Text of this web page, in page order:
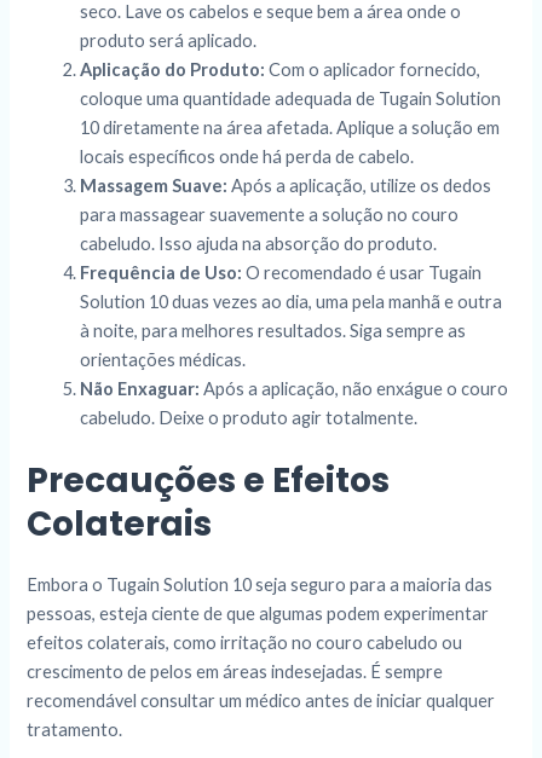
seco. Lave os cabelos e seque bem a área onde o
produto será aplicado.
Aplicação do Produto: Com o aplicador fornecido,
coloque uma quantidade adequada de Tugain Solution
10 diretamente na área afetada. Aplique a solução em
locais específicos onde há perda de cabelo.
Massagem Suave: Após a aplicação, utilize os dedos
para massagear suavemente a solução no couro
cabeludo. Isso ajuda na absorção do produto.
Frequência de Uso: O recomendado é usar Tugain
Solution 10 duas vezes ao dia, uma pela manhã e outra
à noite, para melhores resultados. Siga sempre as
orientações médicas.
Não Enxaguar: Após a aplicação, não enxágue o couro
cabeludo. Deixe o produto agir totalmente.
Precauções e Efeitos
Colaterais
Embora o Tugain Solution 10 seja seguro para a maioria das
pessoas, esteja ciente de que algumas podem experimentar
efeitos colaterais, como irritação no couro cabeludo ou
crescimento de pelos em áreas indesejadas. É sempre
recomendável consultar um médico antes de iniciar qualquer
tratamento.